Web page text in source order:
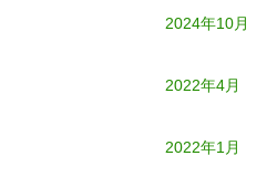
2024年10月
2022年4月
2022年1月